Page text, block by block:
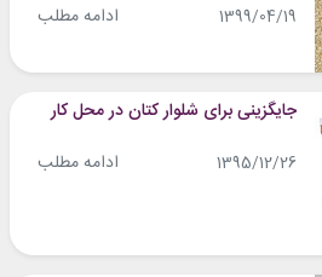
1399/04/19 ادامه مطلب
جایگزینی برای شلوار کتان در محل کار
1395/12/26 ادامه مطلب